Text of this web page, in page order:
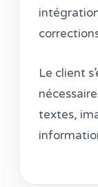
Le client
textes,